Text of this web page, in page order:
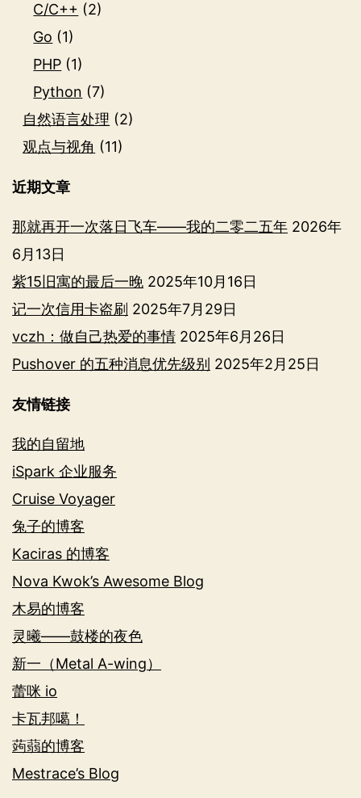
C/C++ (2)
Go (1)
PHP (1)
Python (7)
自然语言处理 (2)
观点与视角 (11)
近期文章
那就再开一次落日飞车——我的二零二五年 2026年
6月13日
紫15旧寓的最后一晚 2025年10月16日
记一次信用卡盗刷 2025年7月29日
vczh：做自己热爱的事情 2025年6月26日
Pushover 的五种消息优先级别 2025年2月25日
友情链接
我的自留地
iSpark 企业服务
Cruise Voyager
兔子的博客
Kaciras 的博客
Nova Kwok’s Awesome Blog
木易的博客
灵曦——鼓楼的夜色
新一（Metal A-wing）
蕾咪 io
卡瓦邦噶！
蒟蒻的博客
Mestrace’s Blog